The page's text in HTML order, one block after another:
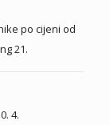
po cijeni od
21.
4.